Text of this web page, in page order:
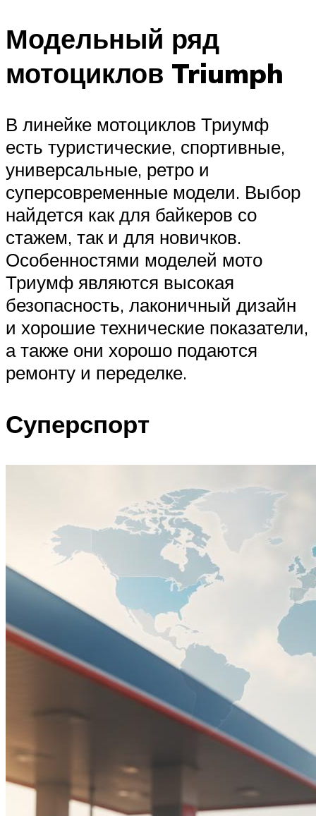
Модельный ряд
мотоциклов Triumph
В линейке мотоциклов Триумф
есть туристические, спортивные,
универсальные, ретро и
суперсовременные модели. Выбор
найдется как для байкеров со
стажем, так и для новичков.
Особенностями моделей мото
Триумф являются высокая
безопасность, лаконичный дизайн
и хорошие технические показатели,
а также они хорошо подаются
ремонту и переделке.
Суперспорт